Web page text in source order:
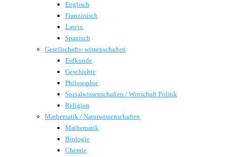
Englisch
Französisch
Latein
Spanisch
Gesellschafts- wissenschaften
Erdkunde
Geschichte
Philosophie
Sozialwissenschaften / Wirtschaft Politik
Religion
Mathematik / Naturwissenschaften
Mathematik
Biologie
Chemie